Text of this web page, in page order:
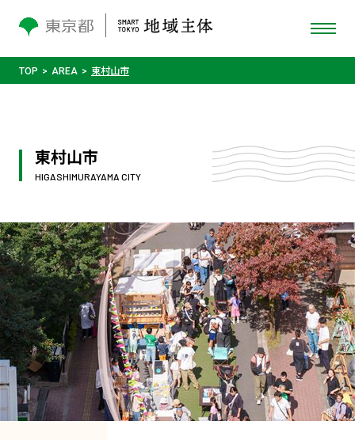
TOP AREA 東村山市
東村山市
HIGASHIMURAYAMA CITY